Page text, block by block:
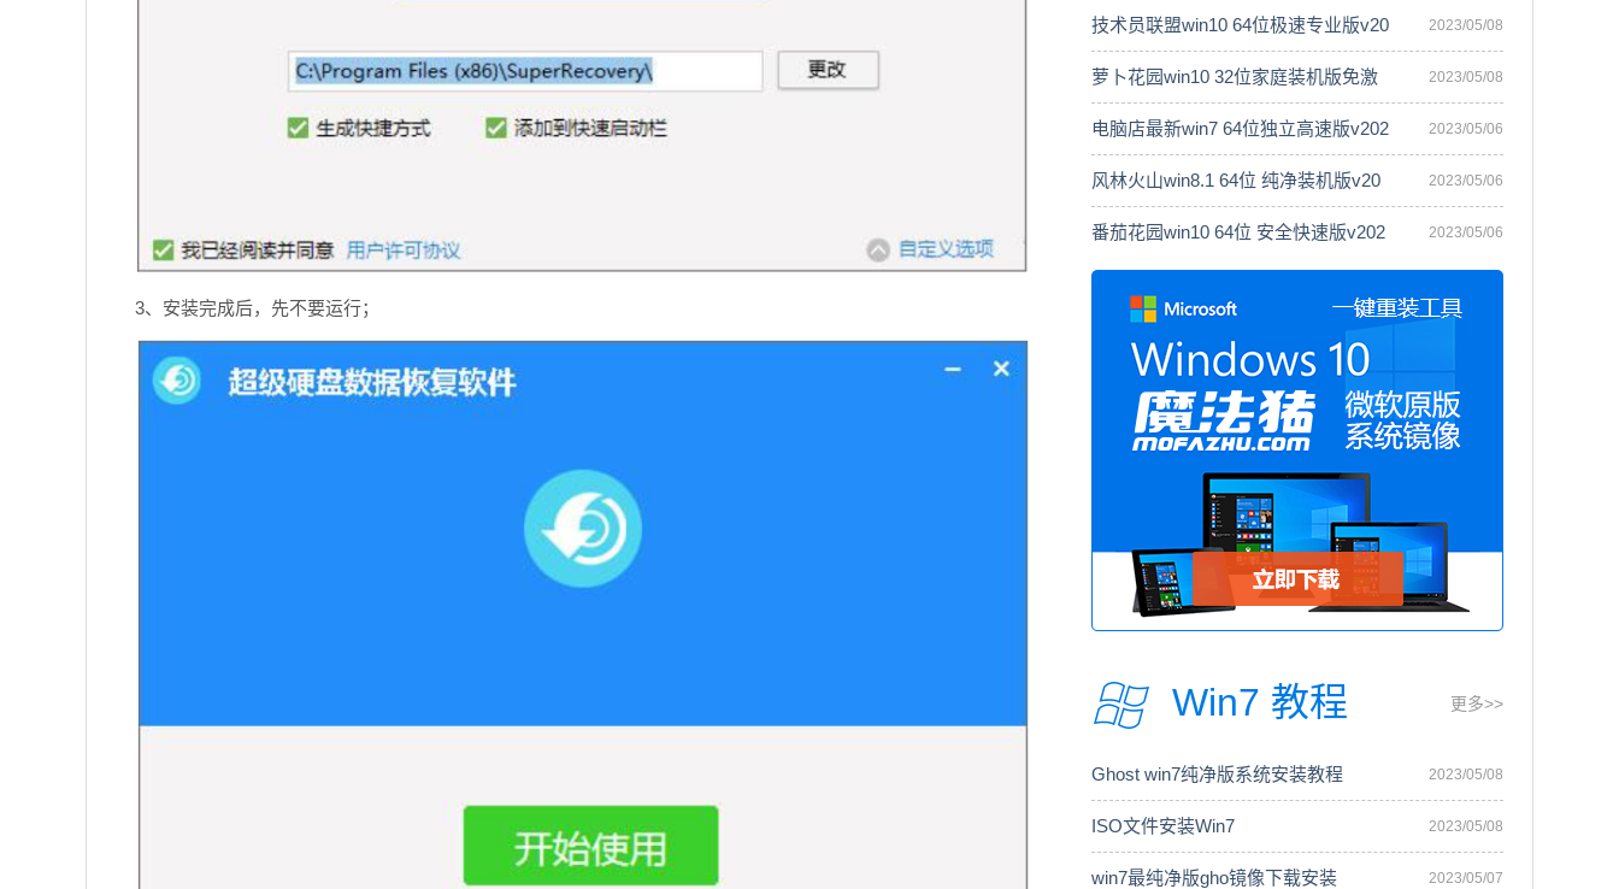
3、安装完成后，先不要运行；
技术员联盟win10 64位极速专业版v20 2023/05/08
萝卜花园win10 32位家庭装机版免激 2023/05/08
电脑店最新win7 64位独立高速版v202 2023/05/06
风林火山win8.1 64位 纯净装机版v20 2023/05/06
番茄花园win10 64位 安全快速版v202 2023/05/06
Win7 教程 更多>>
Ghost win7纯净版系统安装教程 2023/05/08
ISO文件安装Win7 2023/05/08
win7最纯净版gho镜像下载安装 2023/05/07